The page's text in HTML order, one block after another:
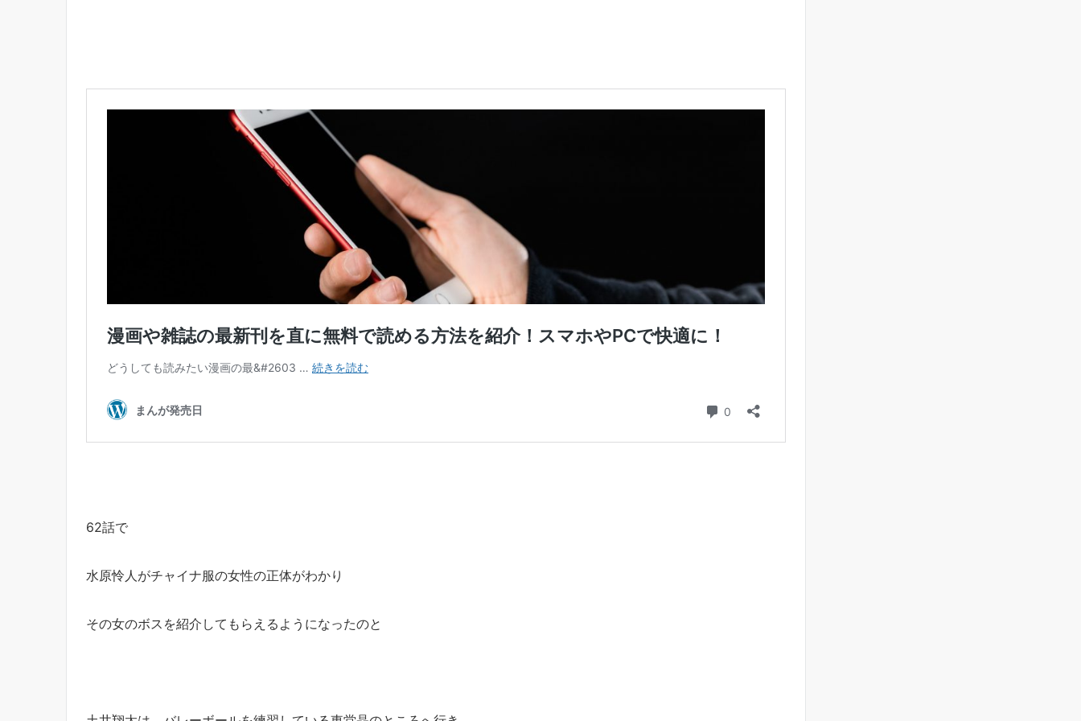
62話で
水原怜人がチャイナ服の女性の正体がわかり
その女のボスを紹介してもらえるようになったのと